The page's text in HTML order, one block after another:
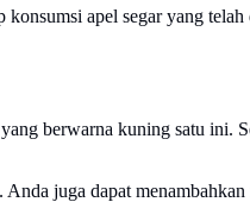
apel segar yang
berwarna kuning satu ini.
juga dapat menambahkan